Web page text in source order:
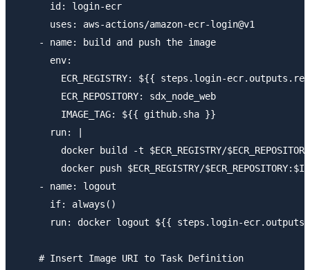
      id: login-ecr
      uses: aws-actions/amazon-ecr-login@v1
    - name: build and push the image
      env:
ECR_REGISTRY: ${{ steps.login-
        ECR_REPOSITORY: sdx_node_web
        IMAGE_TAG: ${{ github.sha }}
      run: |
docker build -t $ECR_REGISTRY/
docker push $ECR_REGISTRY/
    - name: logout
      if: always()
run: docker logout ${{ steps.login-
    # Insert Image URI to Task Definition